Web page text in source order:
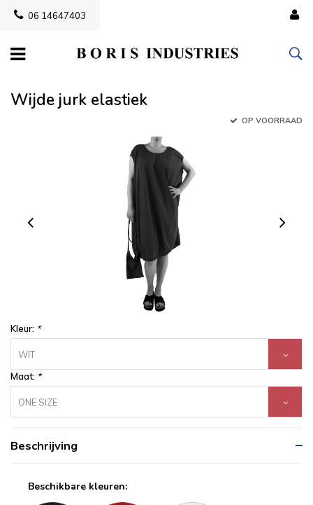
06 14647403
Wijde jurk elastiek
OP VOORRAAD
Kleur: *
WIT
Maat: *
ONE SIZE
Beschrijving
Beschikbare kleuren: